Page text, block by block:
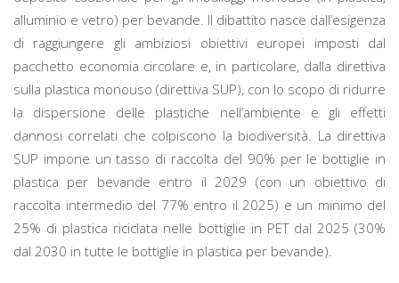
alluminio e vetro) per bevande. Il dibattito nasce dall’esigenza
di raggiungere gli ambiziosi obiettivi europei imposti dal
pacchetto economia circolare e, in particolare, dalla direttiva
sulla plastica monouso (direttiva SUP), con lo scopo di ridurre
la dispersione delle plastiche nell’ambiente e gli effetti
dannosi correlati che colpiscono la biodiversità. La direttiva
SUP impone un tasso di raccolta del 90% per le bottiglie in
plastica per bevande entro il 2029 (con un obiettivo di
raccolta intermedio del 77% entro il 2025) e un minimo del
25% di plastica riciclata nelle bottiglie in PET dal 2025 (30%
dal 2030 in tutte le bottiglie in plastica per bevande).